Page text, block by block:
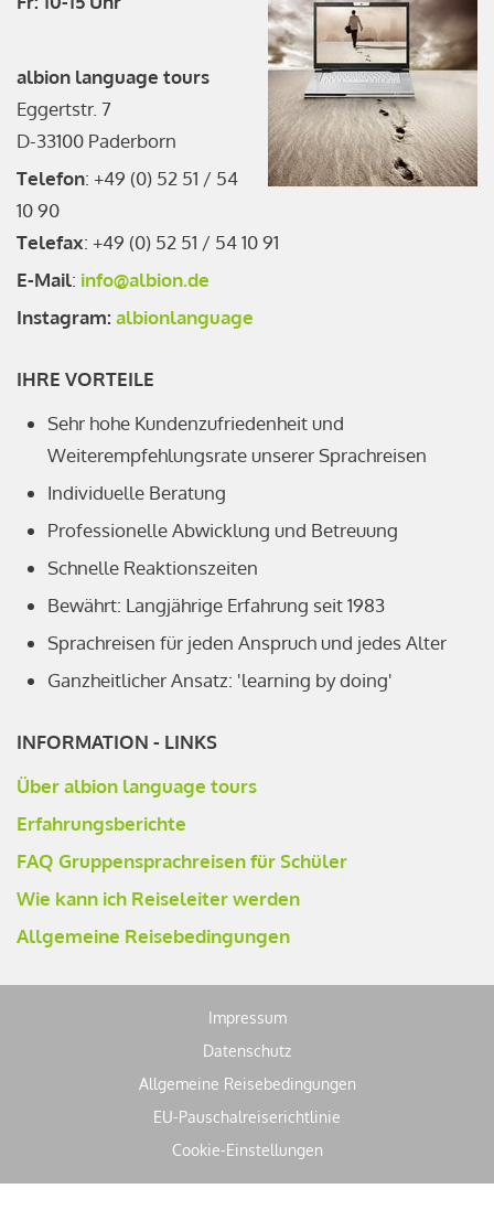
albion language tours
Eggertstr. 7
D-33100 Paderborn
Telefon: +49 (0) 52 51 / 54
10 90
Telefax: +49 (0) 52 51 / 54 10 91
E-Mail: info@albion.de
Instagram: albionlanguage
IHRE VORTEILE
Sehr hohe Kundenzufriedenheit und
Weiterempfehlungsrate unserer Sprachreisen
Individuelle Beratung
Professionelle Abwicklung und Betreuung
Schnelle Reaktionszeiten
Bewährt: Langjährige Erfahrung seit 1983
Sprachreisen für jeden Anspruch und jedes Alter
Ganzheitlicher Ansatz: 'learning by doing'
INFORMATION - LINKS
Über albion language tours
Erfahrungsberichte
FAQ Gruppensprachreisen für Schüler
Wie kann ich Reiseleiter werden
Allgemeine Reisebedingungen
Impressum
Datenschutz
Allgemeine Reisebedingungen
EU-Pauschalreiserichtlinie
Cookie-Einstellungen